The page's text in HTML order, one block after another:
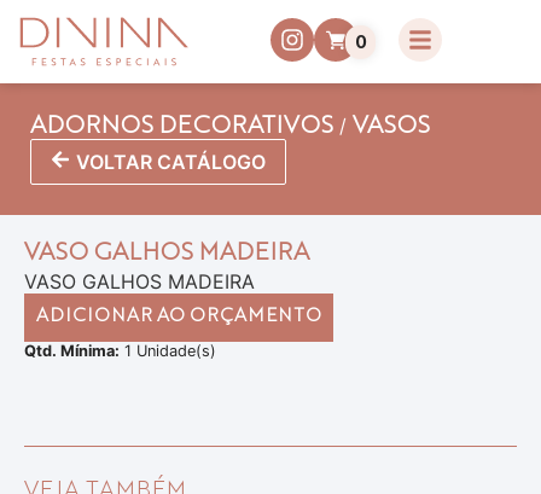
0
ADORNOS DECORATIVOS / VASOS
VOLTAR CATÁLOGO
VASO GALHOS MADEIRA
VASO GALHOS MADEIRA
ADICIONAR AO ORÇAMENTO
Qtd. Mínima: 1 Unidade(s)